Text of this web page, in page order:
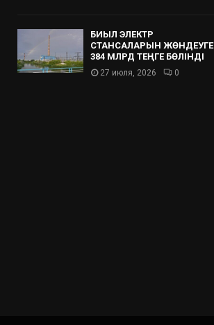
БИЫЛ ЭЛЕКТР
СТАНСАЛАРЫН ЖӨНДЕУГЕ
384 МЛРД ТЕҢГЕ БӨЛІНДІ
27 июля, 2026 0